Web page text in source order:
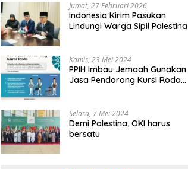
Jumat, 27 Februari 2026
Indonesia Kirim Pasukan
Lindungi Warga Sipil Palestina
Kamis, 23 Mei 2024
PPIH Imbau Jemaah Gunakan
Jasa Pendorong Kursi Roda
Selasa, 7 Mei 2024
Demi Palestina, OKI harus
bersatu